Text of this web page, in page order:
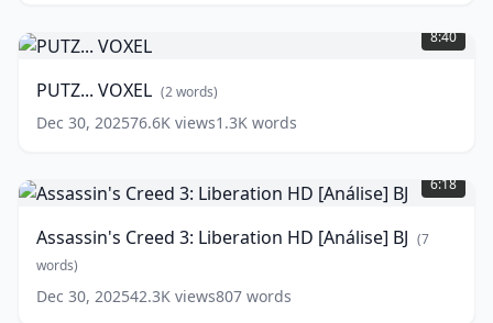
VOXEL
words)
8:40
PUTZ... VOXEL (2words)
Dec 30, 202576.6K views1.3K words
Creed
3:
HD
[Análise]
BJ
6:18
Assassin's Creed 3: Liberation HD [Análise] BJ (7
words)
Dec 30, 202542.3K views807 words